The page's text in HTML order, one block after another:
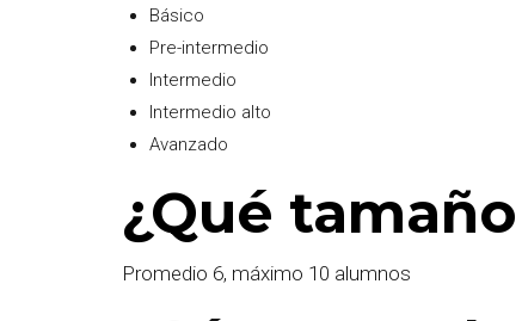
Básico
Pre-intermedio
Intermedio
Intermedio alto
Avanzado
¿Qué
Promedio 6, máximo 10 alumnos